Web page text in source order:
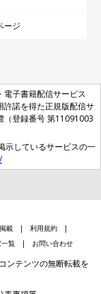
ージ
電子書籍配信サービス
許諾を得た正規版配信サ
（登録番号 第11091003
示しているサービスの一
載
利用規約
覧 お問い合わせ
ンテンツの無断転載を